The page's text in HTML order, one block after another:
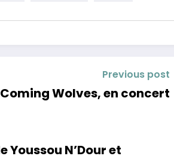
Previous post
Wolves, en concert
Youssou N’Dour et